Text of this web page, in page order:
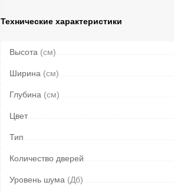
Технические характеристики
Высота (см)
Ширина (см)
Глубина (см)
Цвет
Тип
Количество дверей
Уровень шума (Дб)